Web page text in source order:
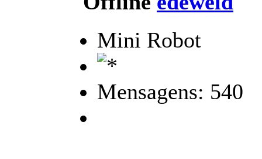
Mini Robot
Mensagens: 540